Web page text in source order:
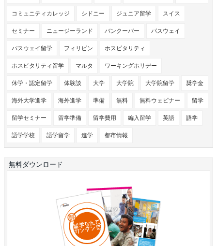
コミュニティカレッジ シドニー ジュニア留学 スイス
セミナー ニュージーランド バンクーバー パスウェイ
パスウェイ留学 フィリピン ホスピタリティ
ホスピタリティ留学 マルタ ワーキングホリデー
休学・認定留学 体験談 大学 大学院 大学院留学 奨学金
海外大学進学 海外進学 準備 無料 無料ウェビナー 留学
留学セミナー 留学準備 留学費用 編入留学 英語 語学
語学学校 語学留学 進学 都市情報
無料ダウンロード